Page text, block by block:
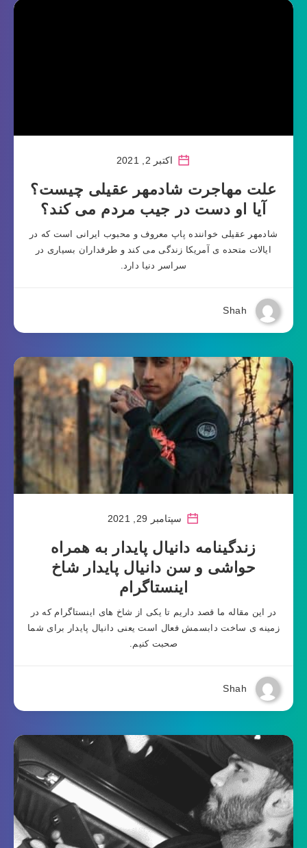
اکتبر 2, 2021
علت مهاجرت شادمهر عقیلی چیست؟
آیا او دست در جیب مردم می کند؟
شادمهر عقیلی خواننده پاپ معروف و محبوب ایرانی است که در
ایالات متحده ی آمریکا زندگی می کند و طرفداران بسیاری در
سراسر دنیا دارد.
Shah
سپتامبر 29, 2021
زندگینامه دانیال پایدار به همراه
حواشی و سن دانیال پایدار شاخ
اینستاگرام
در این مقاله ما قصد داریم تا یکی از شاخ های اینستاگرام که در
زمینه ی ساخت دابسمش فعال است یعنی دانیال پایدار برای شما
صحبت کنیم.
Shah